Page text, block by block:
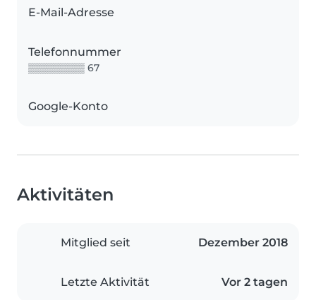
E-Mail-Adresse
Telefonnummer
▒▒▒▒▒▒▒▒ 67
Google-Konto
Aktivitäten
Mitglied seit Dezember 2018
Letzte Aktivität Vor 2 tagen